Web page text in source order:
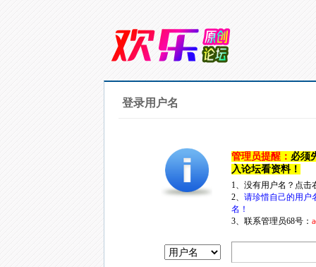
登录用户名
管理员提醒： 必须
入论坛看资料！
1、没有用户名？点
2、 请珍惜自己的用户
名！
3、联系管理员68号：